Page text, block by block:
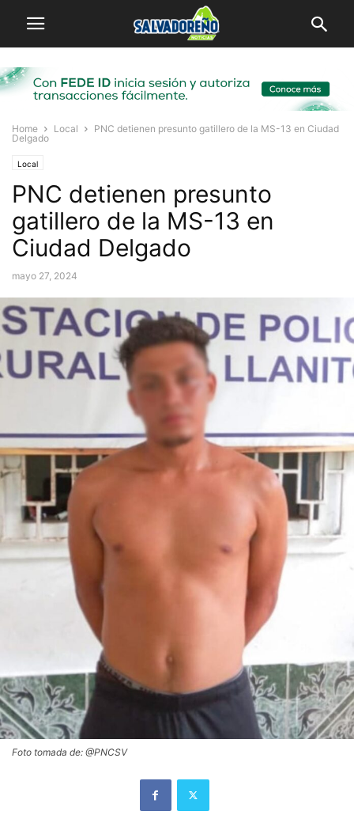
Home Local
PNC detienen presunto gatillero de la MS-13 en Ciudad
Delgado
Local
PNC detienen presunto
gatillero de la MS-13 en
Ciudad Delgado
mayo 27, 2024
Foto tomada de: @PNCSV